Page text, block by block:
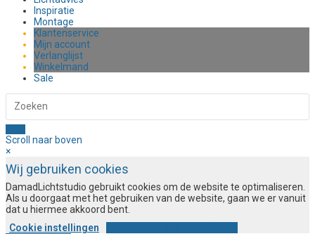
Inspiratie
Montage
Klantenservice
Mijn account
Verlanglijst
Winkelmand
Sale
Scroll naar boven
×
Wij gebruiken cookies
DamadLichtstudio gebruikt cookies om de website te optimaliseren.
Als u doorgaat met het gebruiken van de website, gaan we er vanuit
dat u hiermee akkoord bent.
Cookie instellingen